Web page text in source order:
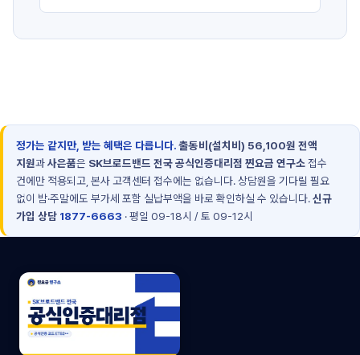
정가는 같지만, 받는 혜택은 다릅니다. 출동비(설치비) 56,100원 전액
지원과사은품은 SK브로드밴드 전국 공식인증대리점 찐요금 연구소접수
건에만 적용되고, 본사 고객센터 접수에는 없습니다. 상담원을 기다릴 필요
없이 밤·주말에도 부가세 포함 실납부액을 바로 확인하실 수 있습니다.신규
가입 상담 1877-6663 · 평일 09-18시 / 토 09-12시